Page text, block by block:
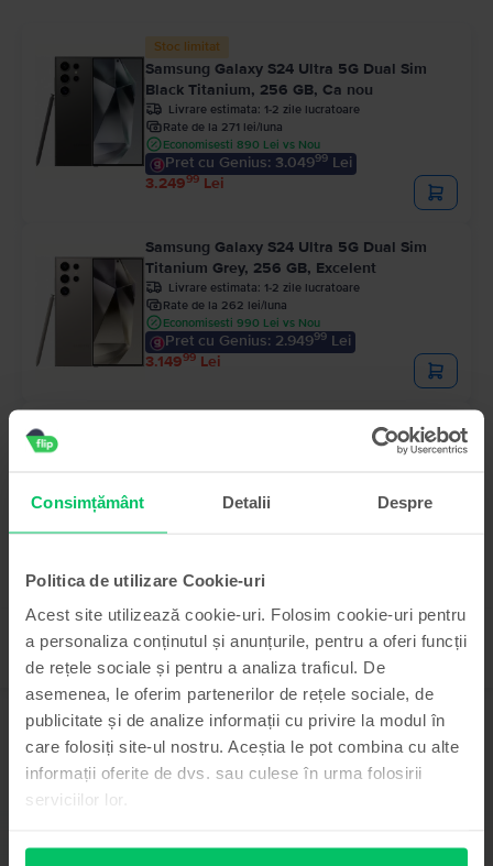
Consimțământ Detalii Despre
Politica de utilizare Cookie-uri
Acest site utilizează cookie-uri. Folosim cookie-uri pentru
a personaliza conținutul și anunțurile, pentru a oferi funcții
de rețele sociale și pentru a analiza traficul. De
asemenea, le oferim partenerilor de rețele sociale, de
publicitate și de analize informații cu privire la modul în
care folosiți site-ul nostru. Aceștia le pot combina cu alte
informații oferite de dvs. sau culese în urma folosirii
serviciilor lor.
Stoc limitat
Samsung Galaxy S24 Ultra 5G Dual Sim
Black Titanium, 256 GB, Ca nou
Livrare estimata: 1-2 zile lucratoare
Rate de la 271 lei/luna
Economisesti 890 Lei vs Nou
Pret cu Genius: 3.04999 Lei
3.24999 Lei
Samsung Galaxy S24 Ultra 5G Dual Sim
Titanium Grey, 256 GB, Excelent
Livrare estimata: 1-2 zile lucratoare
Rate de la 262 lei/luna
Economisesti 990 Lei vs Nou
Pret cu Genius: 2.94999 Lei
3.14999 Lei
Samsung Galaxy S22 5G Dual Sim
Phantom Black, 128 GB, Foarte bun
Rate de la 100 lei/luna
Economisesti 770 Lei vs Nou
1.199
Descriere
Telefon mobil Samsung Galaxy Z Fold6, White, 256 GB, Ca nou
Vezi mai mult
Informatii conformitate produs